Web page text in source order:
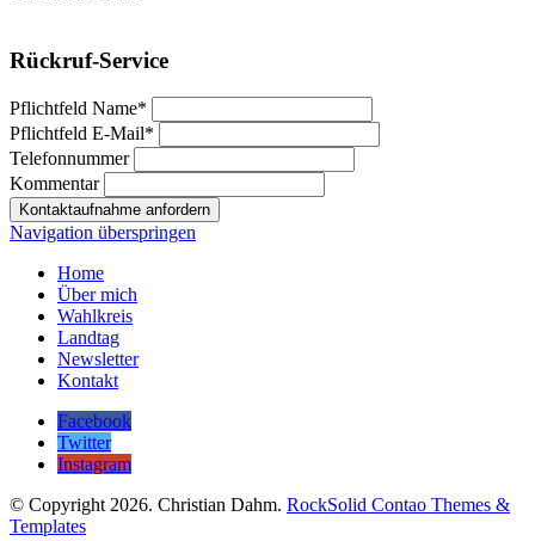
Rückruf-Service
Pflichtfeld Name*
Pflichtfeld E-Mail*
Telefonnummer
Kommentar
Kontaktaufnahme anfordern
Navigation überspringen
Home
Über mich
Wahlkreis
Landtag
Newsletter
Kontakt
Facebook
Twitter
Instagram
© Copyright 2026. Christian Dahm. RockSolid Contao Themes &
Templates